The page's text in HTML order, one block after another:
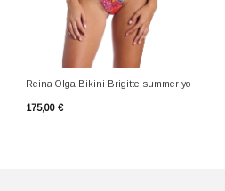
Reina Olga Bikini Brigitte summer yo
175,00 €